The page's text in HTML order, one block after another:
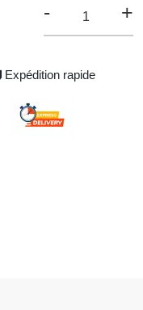
- +
Expédition rapide